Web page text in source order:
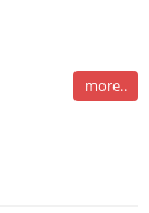
more..